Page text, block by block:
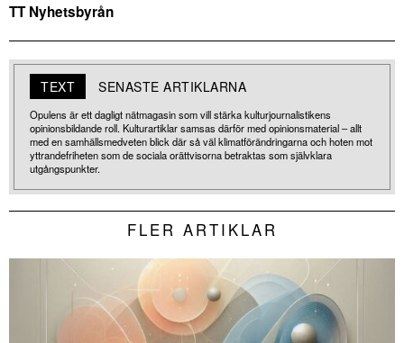
TT Nyhetsbyrån
TEXT SENASTE ARTIKLARNA
Opulens är ett dagligt nätmagasin som vill stärka kulturjournalistikens
opinionsbildande roll. Kulturartiklar samsas därför med opinionsmaterial – allt
med en samhällsmedveten blick där så väl klimatförändringarna och hoten mot
yttrandefriheten som de sociala orättvisorna betraktas som självklara
utgångspunkter.
FLER ARTIKLAR